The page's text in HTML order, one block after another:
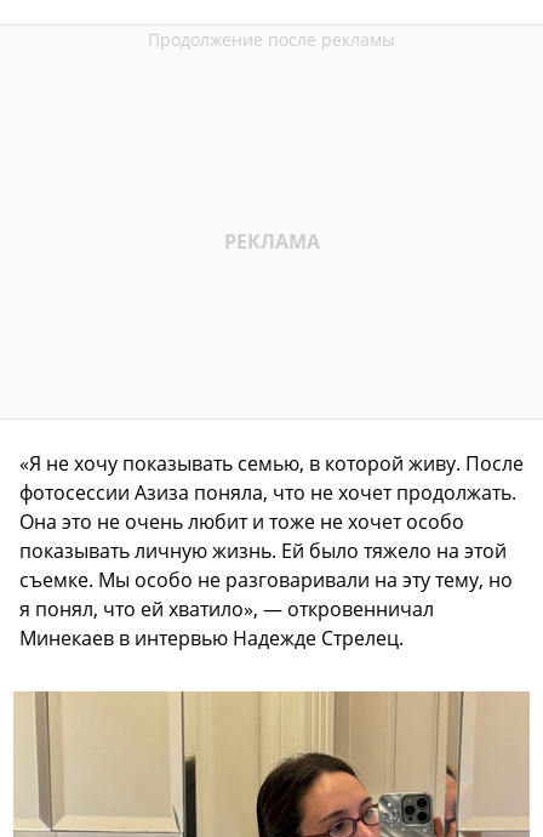
«Я не хочу показывать семью, в которой живу. После
фотосессии Азиза поняла, что не хочет продолжать.
Она это не очень любит и тоже не хочет особо
показывать личную жизнь. Ей было тяжело на этой
съемке. Мы особо не разговаривали на эту тему, но
я понял, что ей хватило», — откровенничал
Минекаев в интервью Надежде Стрелец.